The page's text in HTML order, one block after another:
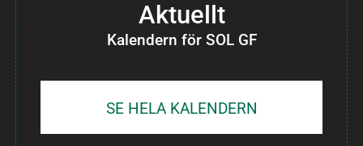
Aktuellt
Kalendern för SOL GF
SE HELA KALENDERN